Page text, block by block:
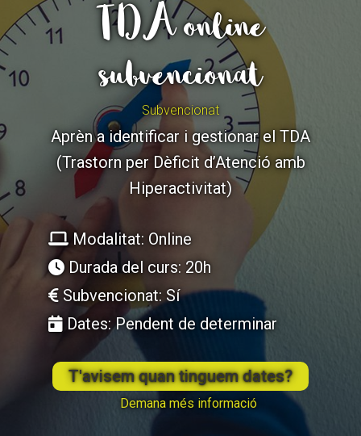
TDA online
subvencionat
Subvencionat
Aprèn a identificar i gestionar el TDA
(Trastorn per Dèficit d’Atenció amb
Hiperactivitat)
Modalitat: Online
Durada del curs: 20h
Subvencionat: Sí
Dates: Pendent de determinar
T'avisem quan tinguem dates?
Demana més informació
ACCIÓ SOCIAL I JOVES
ESPLAIS
SUPORT TERCER SECTOR
CONEIX FUNDESPLAI
ACCIÓ SOCIAL I JOVES
ESPLAIS
SUPORT TERCER SECTOR
CONEIX FUNDESPLAI